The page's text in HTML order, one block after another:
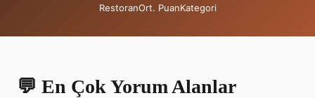
RestoranOrt. PuanKategori
💬 En Çok Yorum Alanlar